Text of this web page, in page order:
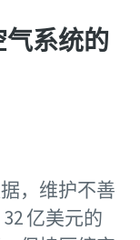
系统的
，维护不善
亿美元的